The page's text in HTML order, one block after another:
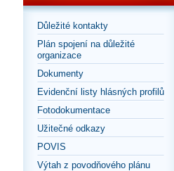
Důležité kontakty
Plán spojení na důležité
organizace
Dokumenty
Evidenční listy hlásných profilů
Fotodokumentace
Užitečné odkazy
POVIS
Výtah z povodňového plánu